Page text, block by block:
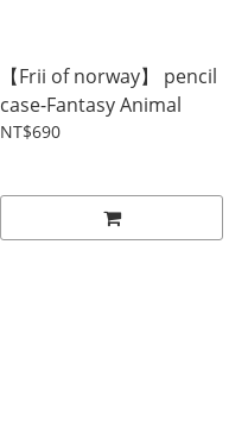
【Frii of norway】 pencil
case-Fantasy Animal
NT$690